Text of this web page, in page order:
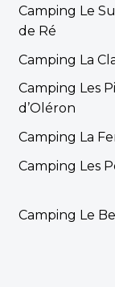
Camping Le
de Ré
Camping La
Camping Les
d’Oléron
Camping La
Camping Les
Camping Le